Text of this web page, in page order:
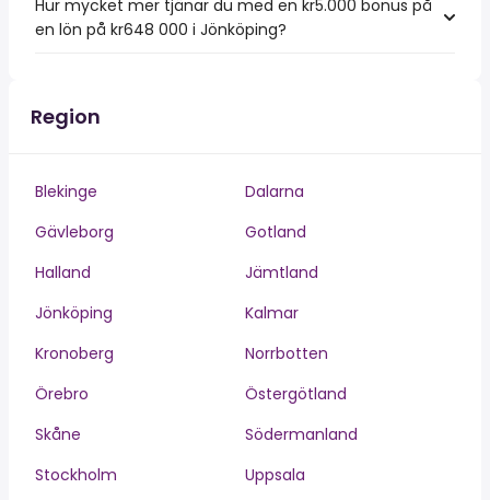
Hur mycket mer tjänar du med en kr5.000 bonus på
en lön på kr648 000 i Jönköping?
Region
Blekinge
Dalarna
Gävleborg
Gotland
Halland
Jämtland
Jönköping
Kalmar
Kronoberg
Norrbotten
Örebro
Östergötland
Skåne
Södermanland
Stockholm
Uppsala